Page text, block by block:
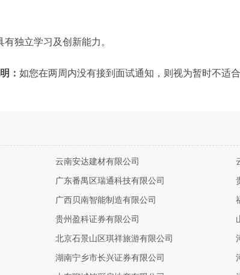
独立学习及创新能力。
： 如您在两周内没有接到面试通知，则视为暂时不适
云南安达建材有限公司
广东番禺区瑞通科技有限公司
广西贝南智能制造有限公司
贵州盈科证券有限公司
北京石景山区琪祥旅游有限公司
湖南宁乡市长兴证券有限公司